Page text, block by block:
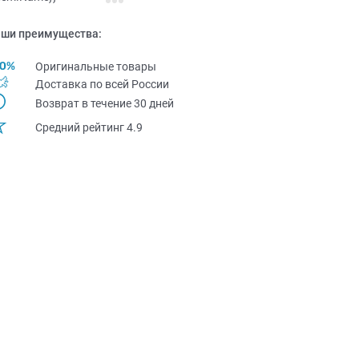
преимущества:
Оригинальные товары
Доставка по всей Pоссии
Возврат в течение 30 дней
Средний рейтинг 4.9